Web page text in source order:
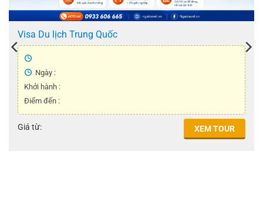
Visa Du lịch Trung Quốc
Ngày :
Khởi hành :
Điểm đến :
Giá từ: XEM TOUR